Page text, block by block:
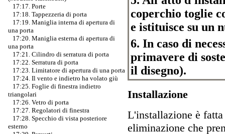
17:17. Porte
17:18. Tappezzeria di porta
17:19. Maniglia interna di apertura di
una porta
17:20. Maniglia esterna di apertura di
una porta
17:21. Cilindro di serratura di porta
17:22. Serratura di porta
17:23. Limitatore di apertura di una porta
17:24. Il vento e indietro ha volato giù
17:25. Foglie di finestra indietro
triangolari
17:26. Vetro di porta
17:27. Regolatori di finestra
17:28. Specchio di vista posteriore
esterno
coperchio toglie
e istituisce su un
6. In caso di
primavere di
il disegno).
Installazione
L'installazione è
eliminazione che